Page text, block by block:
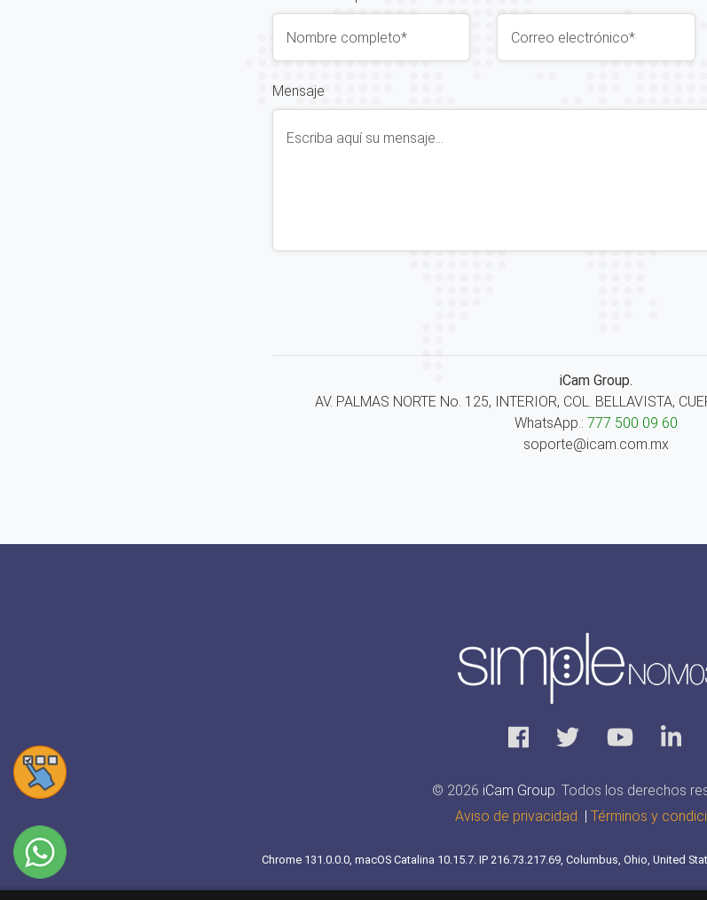
Mensaje
iCam Group.
AV. PALMAS NORTE No. 125, INTERIOR, COL. BELLAVISTA,
WhatsApp.: 777 500 09 60
soporte@icam.com.mx
© 2026 iCam Group. Todos los derechos
Aviso de privacidad | Términos y
Chrome 131.0.0.0, macOS Catalina 10.15.7. IP 216.73.217.69, Columbus, Ohio, United